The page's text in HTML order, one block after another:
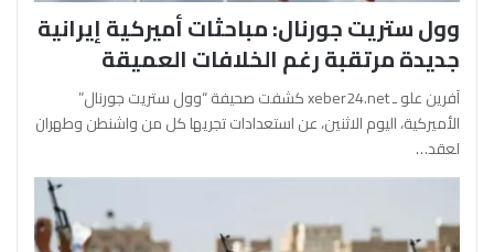
وول ستريت جورنال: مباحثات أميركية إيرانية
جديدة مرتقبة رغم الخلافات العميقة
آفرين علو ـ xeber24.net كشفت صحيفة “وول ستريت جورنال”
الأميركية، اليوم الاثنين، عن استعدادات تجريها كل من واشنطن وطهران
لعقد…